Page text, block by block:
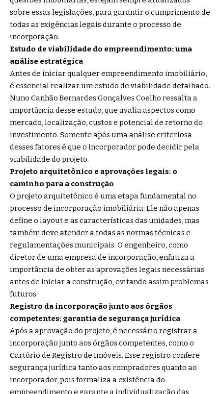
sobre essas legislações, para garantir o cumprimento de
todas as exigências legais durante o processo de
incorporação.
Estudo de viabilidade do empreendimento: uma
análise estratégica
Antes de iniciar qualquer empreendimento imobiliário,
é essencial realizar um estudo de viabilidade detalhado.
Nuno Canhão Bernardes Gonçalves Coelho ressalta a
importância desse estudo, que avalia aspectos como
mercado, localização, custos e potencial de retorno do
investimento. Somente após uma análise criteriosa
desses fatores é que o incorporador pode decidir pela
viabilidade do projeto.
Projeto arquitetônico e aprovações legais: o
caminho para a construção
O projeto arquitetônico é uma etapa fundamental no
processo de incorporação imobiliária. Ele não apenas
define o layout e as características das unidades, mas
também deve atender a todas as normas técnicas e
regulamentações municipais. O engenheiro, como
diretor de uma empresa de incorporação, enfatiza a
importância de obter as aprovações legais necessárias
antes de iniciar a construção, evitando assim problemas
futuros.
Registro da incorporação junto aos órgãos
competentes: garantia de segurança jurídica
Após a aprovação do projeto, é necessário registrar a
incorporação junto aos órgãos competentes, como o
Cartório de Registro de Imóveis. Esse registro confere
segurança jurídica tanto aos compradores quanto ao
incorporador, pois formaliza a existência do
empreendimento e garante a individualização das